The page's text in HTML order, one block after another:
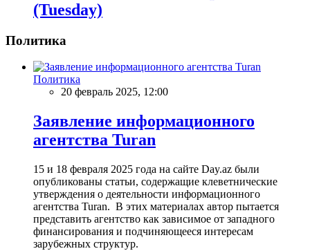
(Tuesday)
Политика
Политика
20 февраль 2025, 12:00
Заявление информационного
агентства Turan
15 и 18 февраля 2025 года на сайте Day.az были
опубликованы статьи, содержащие клеветнические
утверждения о деятельности информационного
агентства Turan. В этих материалах автор пытается
представить агентство как зависимое от западного
финансирования и подчиняющееся интересам
зарубежных структур.